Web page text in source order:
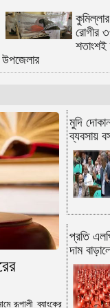
রোগীর
শতাংশই
উপজেলার
রূপালী ব্যাংকের
মুদি
ব্যবসায়
প্রতি
দাম